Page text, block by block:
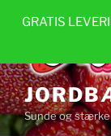
GRATIS
Sunde og